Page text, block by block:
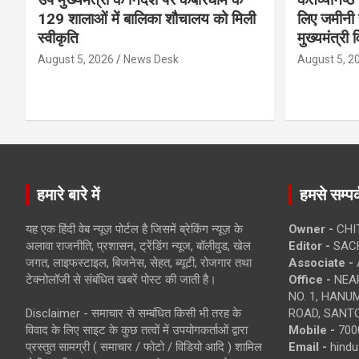
129 शालाओं में बालिका शौचालय को मिली
स्वीकृति
August 5, 2026 News Desk
लिए
मुख्यमंत्री
August 5,
हमारे बारे में
यह एक हिंदी वेब न्यूज़ पोर्टल है जिसमें ब्रेकिंग न्यूज़ के
अलावा राजनीति, प्रशासन, ट्रेंडिंग न्यूज, बॉलीवुड, खेल
जगत, लाइफस्टाइल, बिजनेस, सेहत, ब्यूटी, रोजगार तथा
टेक्नोलॉजी से संबंधित खबरें पोस्ट की जाती है।
Disclaimer - समाचार से सम्बंधित किसी भी तरह के
विवाद के लिए साइट के कुछ तत्वों में उपयोगकर्ताओं द्वारा
प्रस्तुत सामग्री ( समाचार / फोटो / विडियो आदि ) शामिल
हमसे
Owner -
Editor -
Associate -
Office -
NO. 1,
ROAD,
Mobile -
Email -